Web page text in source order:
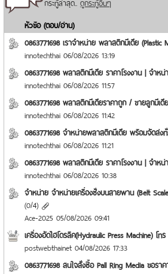
หัวข้อ (ตอบ/อ่าน)
0863771698 เราจำหน่าย พลาสติกมีเดีย (Plastic
innotechthai 06/08/2026 13:19
0863771698 พลาสติกมีเดีย ราคาโรงงาน | จำห
innotechthai 06/08/2026 11:57
0863771698 พลาสติกมีเดียราคาถูก / ขายลูกมีเดี
innotechthai 06/08/2026 11:42
0863771698 จำหน่ายพลาสติกมีเดีย พร้อมจัดส่งทั่
innotechthai 06/08/2026 11:21
0863771698 พลาสติกมีเดีย ราคาโรงงาน | จำห
innotechthai 06/08/2026 10:38
จำหน่าย จำหน่ายเครื่องชั่งบนสายพาน (Belt
(0/4)
Ace-2025 05/08/2026 09:41
เครื่องอัดไฮโดรลิค(Hydraulic Press Machine) โท
postwebthainet 04/08/2026 17:33
0863771698 สนใจสั่งซื้อ Pall Ring Media ขอรา